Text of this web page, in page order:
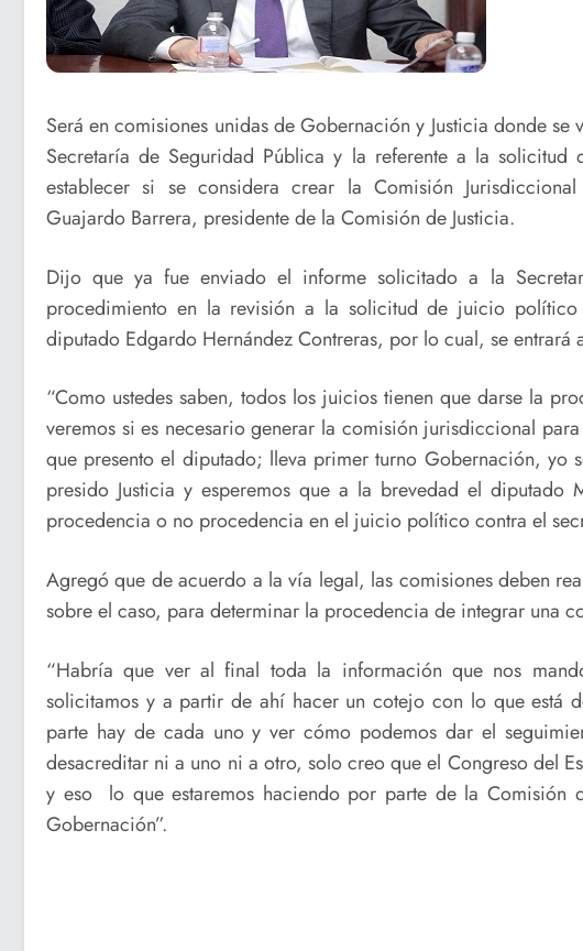
Será en comisiones unidas de Gobernación y Justicia donde
Secretaría de Seguridad Pública y la referente a la
establecer si se considera crear la Comisión
Guajardo Barrera, presidente de la Comisión de Justicia.
Dijo que ya fue enviado el informe solicitado a la
procedimiento en la revisión a la solicitud de juicio
diputado Edgardo Hernández Contreras, por lo cual, se entrará
“Como ustedes saben, todos los juicios tienen que darse la
veremos si es necesario generar la comisión jurisdiccional
que presento el diputado; lleva primer turno Gobernación,
presido Justicia y esperemos que a la brevedad el diputado
procedencia o no procedencia en el juicio político contra el
Agregó que de acuerdo a la vía legal, las comisiones deben
sobre el caso, para determinar la procedencia de integrar una
“Habría que ver al final toda la información que nos
solicitamos y a partir de ahí hacer un cotejo con lo que está
parte hay de cada uno y ver cómo podemos dar el
desacreditar ni a uno ni a otro, solo creo que el Congreso del
y eso lo que estaremos haciendo por parte de la Comisión
Gobernación”.